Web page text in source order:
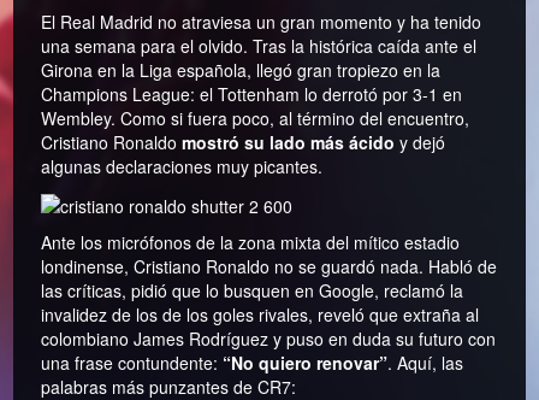
El Real Madrid no atraviesa un gran momento y ha tenido
una semana para el olvido. Tras la histórica caída ante el
Girona en la Liga española, llegó gran tropiezo en la
Champions League: el Tottenham lo derrotó por 3-1 en
Wembley. Como si fuera poco, al término del encuentro,
Cristiano Ronaldomostró su lado más ácido y dejó
algunas declaraciones muy picantes.
Ante los micrófonos de la zona mixta del mítico estadio
londinense, Cristiano Ronaldo no se guardó nada. Habló de
las críticas, pidió que lo busquen en Google, reclamó la
invalidez de los de los goles rivales, reveló que extraña al
colombiano James Rodríguez y puso en duda su futuro con
una frase contundente: “No quiero renovar”. Aquí, las
palabras más punzantes de CR7: